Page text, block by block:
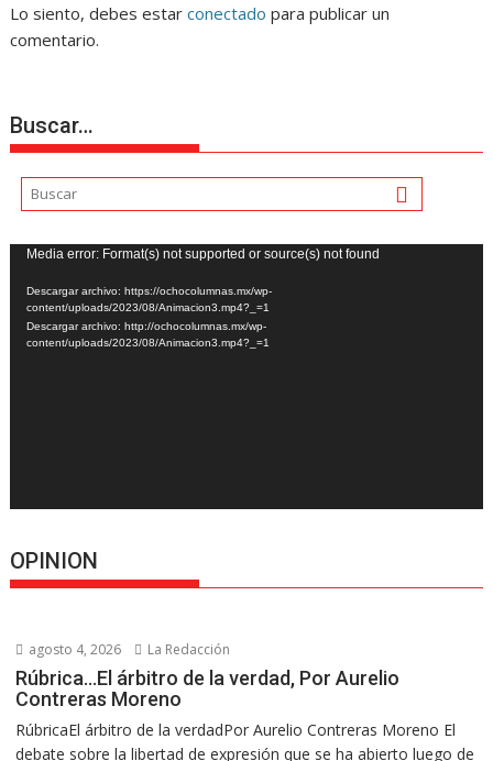
Lo siento, debes estarconectado para publicar un
comentario.
Buscar…
Reproductor
de
vídeo
Media error: Format(s) not supported or source(s) not found
Descargar archivo: https://ochocolumnas.mx/wp-
content/uploads/2023/08/Animacion3.mp4?_=1
Descargar archivo: http://ochocolumnas.mx/wp-
content/uploads/2023/08/Animacion3.mp4?_=1
OPINION
agosto 4, 2026 La Redacción
Rúbrica…El árbitro de la verdad, Por Aurelio
Contreras Moreno
RúbricaEl árbitro de la verdadPor Aurelio Contreras Moreno El
debate sobre la libertad de expresión que se ha abierto luego de